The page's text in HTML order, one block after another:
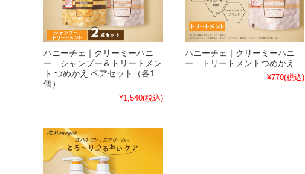
ハニーチェ｜クリーミーハニ
ー シャンプー＆トリートメン
ト つめかえ ペアセット（各1
個）
¥1,540(税込)
ハニーチェ｜クリーミーハニ
ー トリートメントつめかえ
¥770(税込)